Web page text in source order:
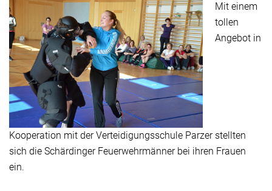
Mit einem
tollen
Angebot in
Kooperation mit der Verteidigungsschule Parzer stellten
sich die Schärdinger Feuerwehrmänner bei ihren Frauen
ein.